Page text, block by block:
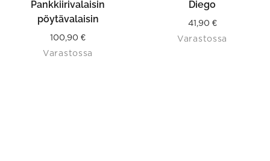
Pankkiirivalaisin
pöytävalaisin
100,90 €
Varastossa
Diego
41,90 €
Varastossa